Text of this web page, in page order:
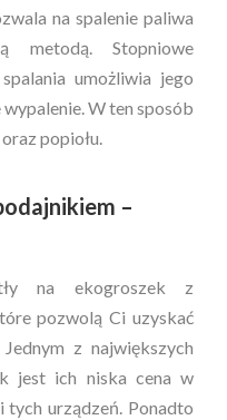
na spalenie paliwa
metodą. Stopniowe
umożliwia jego
W ten sposób
popiołu.
–
na ekogroszek z
pozwolą Ci uzyskać
z największych
jest ich niska cena w
tych urządzeń. Ponadto